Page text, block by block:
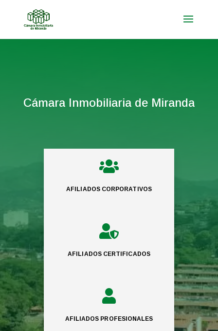
Cámara Inmobiliaria de Miranda

AFILIADOS CORPORATIVOS

AFILIADOS CERTIFICADOS

AFILIADOS PROFESIONALES